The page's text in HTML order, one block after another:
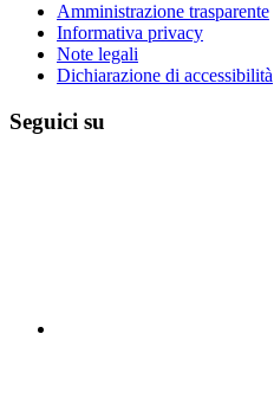
Amministrazione trasparente
Informativa privacy
Note legali
Dichiarazione di accessibilità
Seguici su